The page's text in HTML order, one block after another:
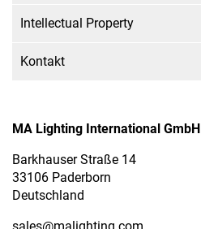
Intellectual Property
Kontakt
MA Lighting International GmbH
Barkhauser Straße 14
33106 Paderborn
Deutschland